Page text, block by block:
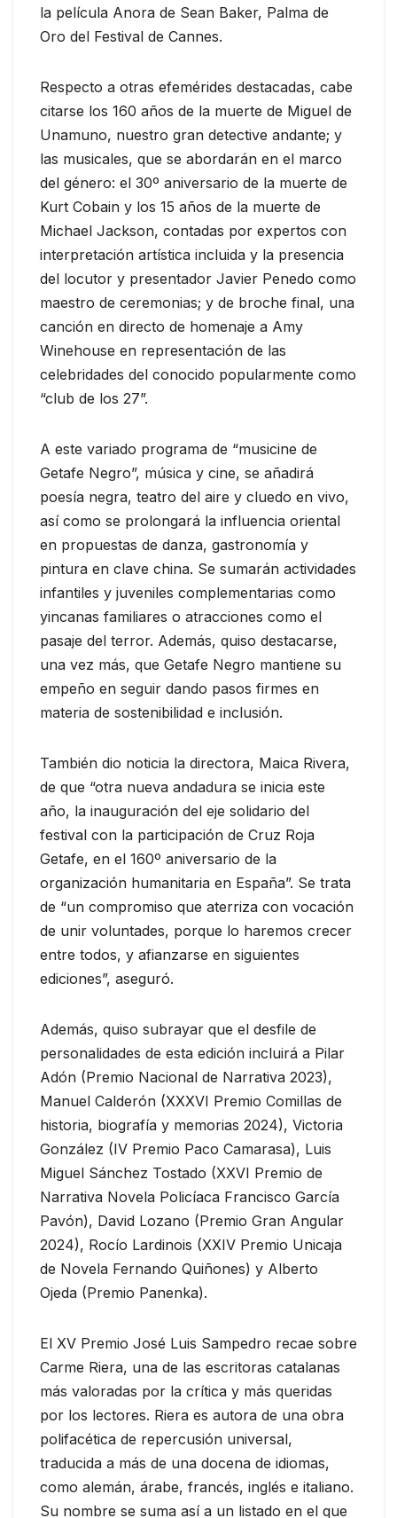
la película Anora de Sean Baker, Palma de
Oro del Festival de Cannes.
Respecto a otras efemérides destacadas, cabe
citarse los 160 años de la muerte de Miguel de
Unamuno, nuestro gran detective andante; y
las musicales, que se abordarán en el marco
del género: el 30º aniversario de la muerte de
Kurt Cobain y los 15 años de la muerte de
Michael Jackson, contadas por expertos con
interpretación artística incluida y la presencia
del locutor y presentador Javier Penedo como
maestro de ceremonias; y de broche final, una
canción en directo de homenaje a Amy
Winehouse en representación de las
celebridades del conocido popularmente como
“club de los 27”.
A este variado programa de “musicine de
Getafe Negro”, música y cine, se añadirá
poesía negra, teatro del aire y cluedo en vivo,
así como se prolongará la influencia oriental
en propuestas de danza, gastronomía y
pintura en clave china. Se sumarán actividades
infantiles y juveniles complementarias como
yincanas familiares o atracciones como el
pasaje del terror. Además, quiso destacarse,
una vez más, que Getafe Negro mantiene su
empeño en seguir dando pasos firmes en
materia de sostenibilidad e inclusión.
También dio noticia la directora, Maica Rivera,
de que “otra nueva andadura se inicia este
año, la inauguración del eje solidario del
festival con la participación de Cruz Roja
Getafe, en el 160º aniversario de la
organización humanitaria en España”. Se trata
de “un compromiso que aterriza con vocación
de unir voluntades, porque lo haremos crecer
entre todos, y afianzarse en siguientes
ediciones”, aseguró.
Además, quiso subrayar que el desfile de
personalidades de esta edición incluirá a Pilar
Adón (Premio Nacional de Narrativa 2023),
Manuel Calderón (XXXVI Premio Comillas de
historia, biografía y memorias 2024), Victoria
González (IV Premio Paco Camarasa), Luis
Miguel Sánchez Tostado (XXVI Premio de
Narrativa Novela Policíaca Francisco García
Pavón), David Lozano (Premio Gran Angular
2024), Rocío Lardinois (XXIV Premio Unicaja
de Novela Fernando Quiñones) y Alberto
Ojeda (Premio Panenka).
El XV Premio José Luis Sampedro recae sobre
Carme Riera, una de las escritoras catalanas
más valoradas por la crítica y más queridas
por los lectores. Riera es autora de una obra
polifacética de repercusión universal,
traducida a más de una docena de idiomas,
como alemán, árabe, francés, inglés e italiano.
Su nombre se suma así a un listado en el que